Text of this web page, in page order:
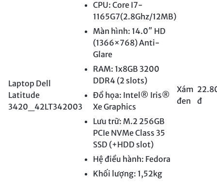
Laptop Dell
Latitude
3420_42LT342003
CPU: Core I7-
1165G7(2.8Ghz/12MB)
Màn hình: 14.0″ HD
(1366×768) Anti-
Glare
RAM: 1x8GB 3200
DDR4 (2 slots)
Đồ họa: Intel® Iris®
Xe Graphics
Lưu trữ: M.2 256GB
PCIe NVMe Class 35
SSD (+HDD slot)
Hệ điều hành: Fedora
Khối lượng: 1,52kg
Xám
đen
đ